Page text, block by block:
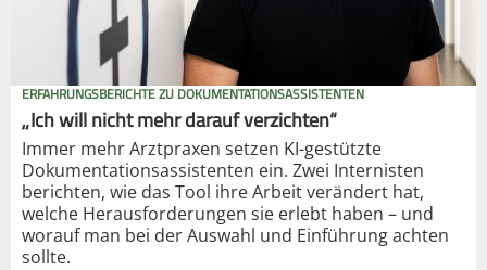
ERFAHRUNGSBERICHTE ZU DOKUMENTATIONSASSISTENTEN
„Ich will nicht mehr darauf verzichten“
Immer mehr Arztpraxen setzen KI-gestützte
Dokumentationsassistenten ein. Zwei Internisten
berichten, wie das Tool ihre Arbeit verändert hat,
welche Herausforderungen sie erlebt haben – und
worauf man bei der Auswahl und Einführung achten
sollte.